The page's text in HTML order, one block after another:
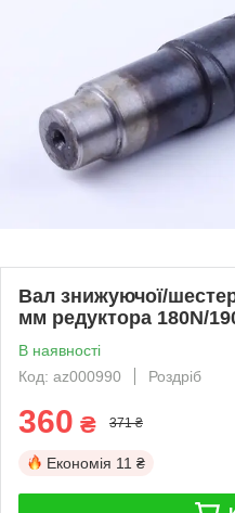
Вал знижуючої/
мм редуктора 180N/
В наявності
Код: az000990
Роздріб
360 ₴ 371 ₴
Економія 11 ₴